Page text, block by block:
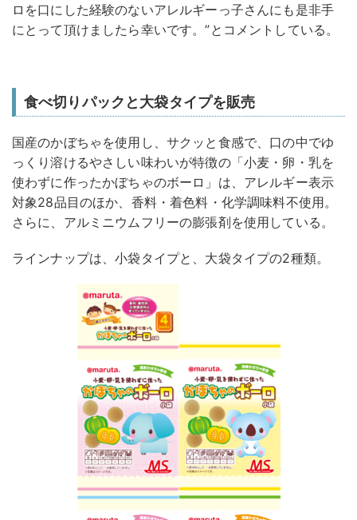
ロを口にした経験のないアレルギーっ子さんにも是非手
にとって頂けましたら幸いです。”とコメントしている。
食べ切りパックと大袋タイプを販売
国産のかぼちゃを使用し、サクッと食感で、口の中でゆ
っくり溶けるやさしい味わいが特徴の「小麦・卵・乳を
使わずに作ったかぼちゃのボーロ」は、アレルギー表示
対象28品目のほか、香料・着色料・化学調味料不使用。
さらに、アルミニウムフリーの膨張剤を使用している。
ラインナップは、小袋タイプと、大袋タイプの2種類。